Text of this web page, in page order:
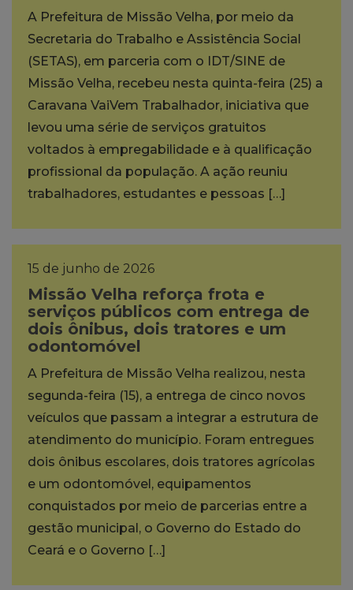
A Prefeitura de Missão Velha, por meio da
Secretaria do Trabalho e Assistência Social
(SETAS), em parceria com o IDT/SINE de
Missão Velha, recebeu nesta quinta-feira (25) a
Caravana VaiVem Trabalhador, iniciativa que
levou uma série de serviços gratuitos
voltados à empregabilidade e à qualificação
profissional da população. A ação reuniu
trabalhadores, estudantes e pessoas […]
15 de junho de 2026
Missão Velha reforça frota e
serviços públicos com entrega de
dois ônibus, dois tratores e um
odontomóvel
A Prefeitura de Missão Velha realizou, nesta
segunda-feira (15), a entrega de cinco novos
veículos que passam a integrar a estrutura de
atendimento do município. Foram entregues
dois ônibus escolares, dois tratores agrícolas
e um odontomóvel, equipamentos
conquistados por meio de parcerias entre a
gestão municipal, o Governo do Estado do
Ceará e o Governo […]